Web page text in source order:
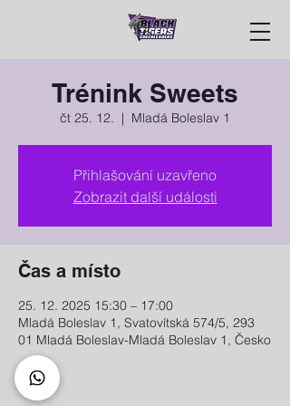
Trénink Sweets
čt 25. 12.
  |
Mladá Boleslav 1
Přihlašování uzavřeno
Zobrazit další události
Čas a místo
25. 12. 2025 15:30 – 17:00
Mladá Boleslav 1, Svatovítská 574/5, 293
01 Mladá Boleslav-Mladá Boleslav 1, Česko